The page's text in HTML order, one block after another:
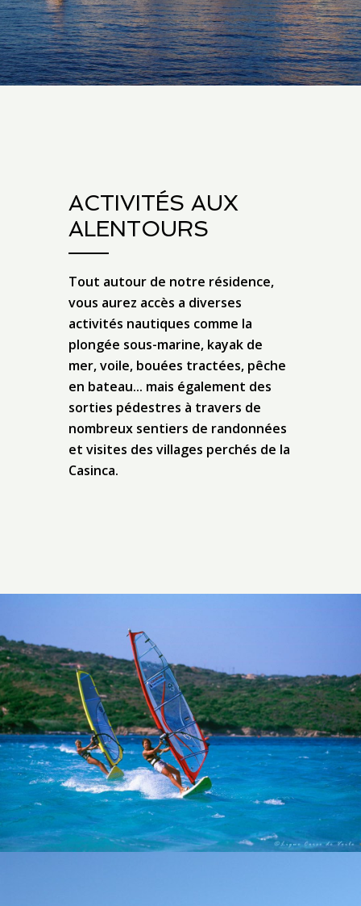
ACTIVITÉS AUX
ALENTOURS
Tout autour de notre résidence,
vous aurez accès a diverses
activités nautiques comme la
plongée sous-marine, kayak de
mer, voile, bouées tractées, pêche
en bateau... mais également des
sorties pédestres à travers de
nombreux sentiers de randonnées
et visites des villages perchés de la
Casinca.